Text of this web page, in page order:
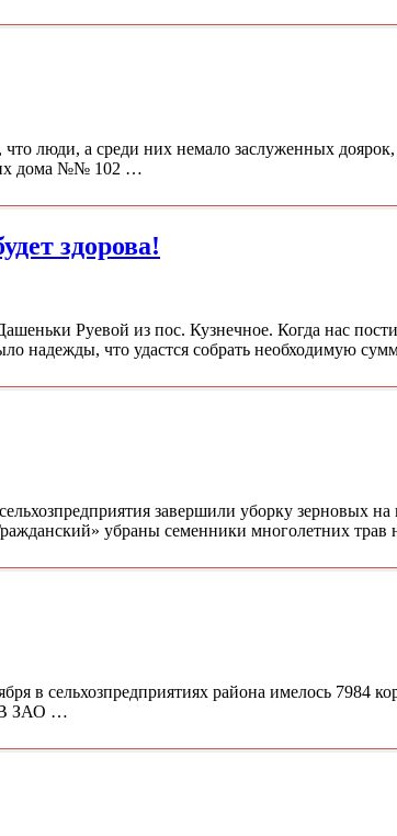
люди, а среди них немало заслуженных
их дома №№ 102 …
здорова!
Руевой из пос. Кузнечное. Когда нас
надежды, что удастся собрать необходимую
завершили уборку зерновых
убраны семенники многолетних
в сельхозпредприятиях района имелось 7984
В ЗАО …